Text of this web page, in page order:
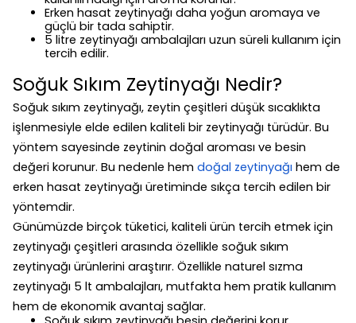
Erken hasat zeytinyağı daha yoğun aromaya ve
güçlü bir tada sahiptir.
5 litre zeytinyağı ambalajları uzun süreli kullanım için
tercih edilir.
Soğuk Sıkım Zeytinyağı Nedir?
Soğuk sıkım zeytinyağı, zeytin çeşitleri düşük sıcaklıkta
işlenmesiyle elde edilen kaliteli bir zeytinyağı türüdür. Bu
yöntem sayesinde zeytinin doğal aroması ve besin
değeri korunur. Bu nedenle hem doğal zeytinyağı hem de
erken hasat zeytinyağı üretiminde sıkça tercih edilen bir
yöntemdir.
Günümüzde birçok tüketici, kaliteli ürün tercih etmek için
zeytinyağı çeşitleri arasında özellikle soğuk sıkım
zeytinyağı ürünlerini araştırır. Özellikle naturel sızma
zeytinyağı 5 lt ambalajları, mutfakta hem pratik kullanım
hem de ekonomik avantaj sağlar.